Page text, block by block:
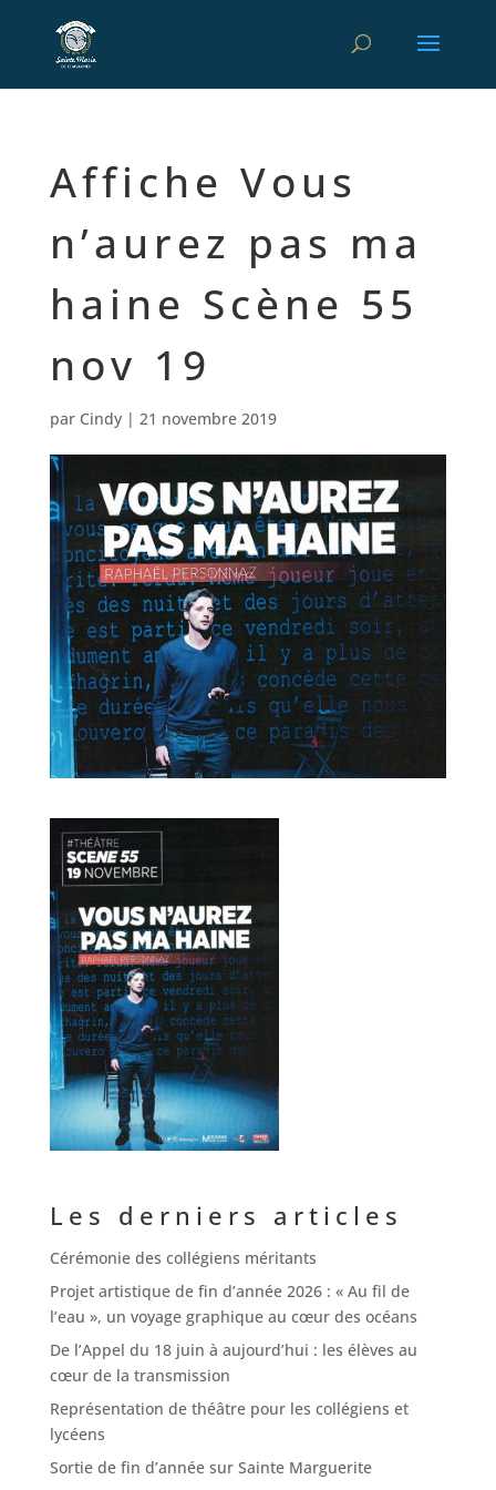
Affiche Vous
n’aurez pas ma
haine Scène 55
nov 19
par Cindy| 21 novembre 2019
Les derniers articles
Cérémonie des collégiens méritants
Projet artistique de fin d’année 2026 : « Au fil de
l’eau », un voyage graphique au cœur des océans
De l’Appel du 18 juin à aujourd’hui : les élèves au
cœur de la transmission
Représentation de théâtre pour les collégiens et
lycéens
Sortie de fin d’année sur Sainte Marguerite